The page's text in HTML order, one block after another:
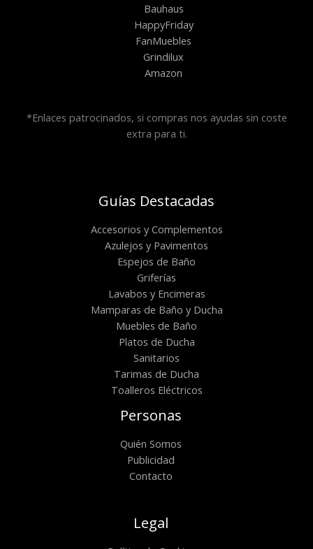
Bauhaus
HappyFriday
FanMuebles
Grindilux
Amazon
*Enlaces patrocinados, si compras nos ayudas sin coste
extra para ti.
Guías Destacadas
Accesorios y Complementos
Azulejos y Pavimentos
Espejos de Baño
Griferías
Lavabos y Encimeras
Mamparas de Baño y Ducha
Muebles de Baño
Platos de Ducha
Sanitarios
Tarimas de Ducha
Toalleros Eléctricos
Personas
Quién Somos
Publicidad
Contacto
Legal